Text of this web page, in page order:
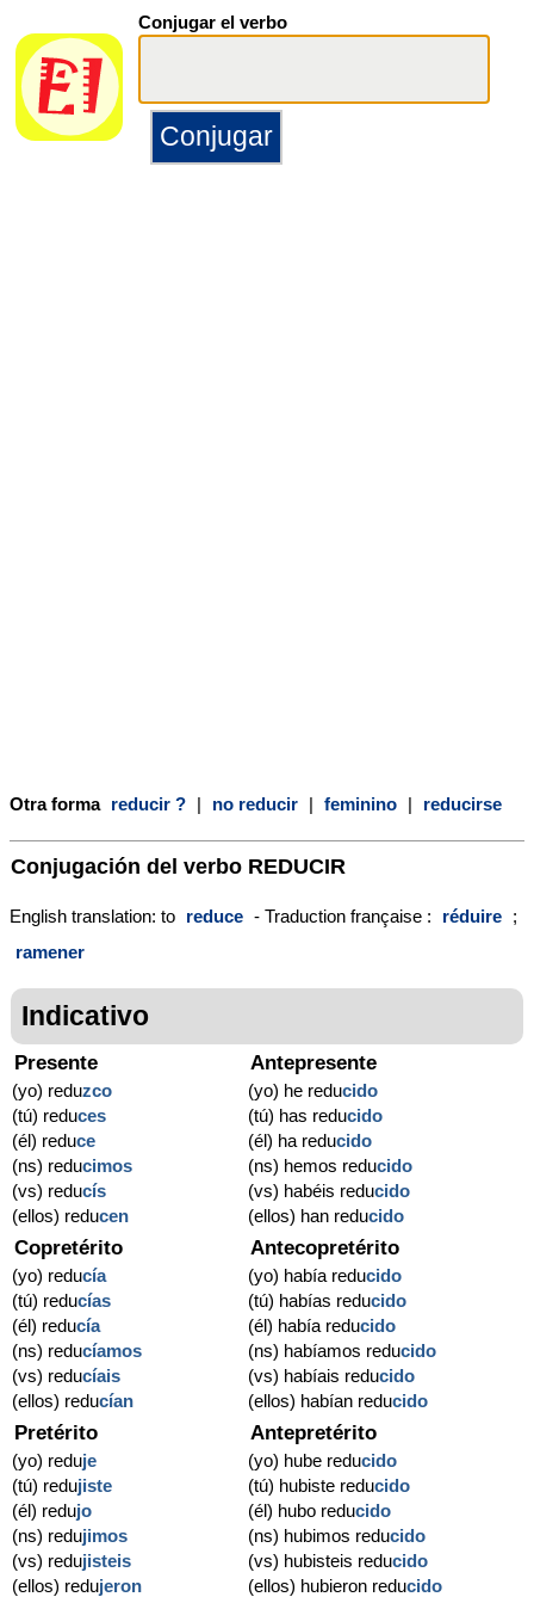
Conjugar el verbo
Otra forma reducir ? | no reducir | feminino | reducirse
Conjugación del verbo REDUCIR
English translation: to reduce - Traduction française : réduire ;
ramener
Indicativo
Presente
(yo) reduzco
(tú) reduces
(él) reduce
(ns) reducimos
(vs) reducís
(ellos) reducen
Antepresente
(yo) he reducido
(tú) has reducido
(él) ha reducido
(ns) hemos reducido
(vs) habéis reducido
(ellos) han reducido
Copretérito
(yo) reducía
(tú) reducías
(él) reducía
(ns) reducíamos
(vs) reducíais
(ellos) reducían
Antecopretérito
(yo) había reducido
(tú) habías reducido
(él) había reducido
(ns) habíamos reducido
(vs) habíais reducido
(ellos) habían reducido
Pretérito
(yo) reduje
(tú) redujiste
(él) redujo
(ns) redujimos
(vs) redujisteis
(ellos) redujeron
Antepretérito
(yo) hube reducido
(tú) hubiste reducido
(él) hubo reducido
(ns) hubimos reducido
(vs) hubisteis reducido
(ellos) hubieron reducido